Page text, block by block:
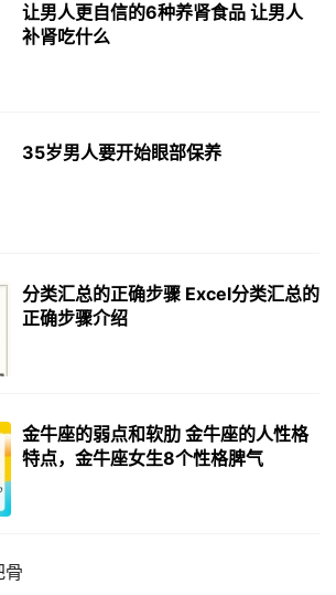
让男人更自信的6种养肾食品 让男人
补肾吃什么
35岁男人要开始眼部保养
分类汇总的正确步骤 Excel分类汇总的
正确步骤介绍
金牛座的弱点和软肋 金牛座的人性格
特点，金牛座女生8个性格脾气
骨